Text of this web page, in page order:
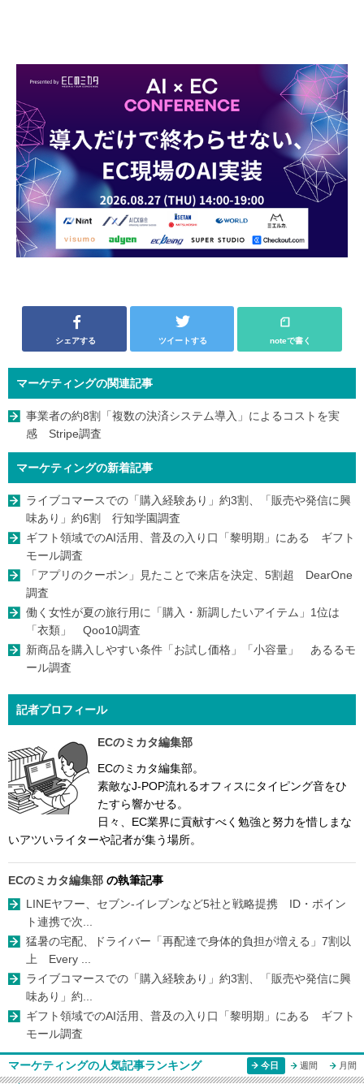
シェアする ツイートする noteで書く
マーケティングの関連記事
事業者の約8割「複数の決済システム導入」によるコストを実
感 Stripe調査
マーケティングの新着記事
ライブコマースでの「購入経験あり」約3割、「販売や発信に興
味あり」約6割 行知学園調査
ギフト領域でのAI活用、普及の入り口「黎明期」にある ギフト
モール調査
「アプリのクーポン」見たことで来店を決定、5割超 DearOne
調査
働く女性が夏の旅行用に「購入・新調したいアイテム」1位は
「衣類」 Qoo10調査
新商品を購入しやすい条件「お試し価格」「小容量」 あるるモ
ール調査
記者プロフィール
ECのミカタ編集部
ECのミカタ編集部。
素敵なJ-POP流れるオフィスにタイピング音をひ
たすら響かせる。
日々、EC業界に貢献すべく勉強と努力を惜しまな
いアツいライターや記者が集う場所。
ECのミカタ編集部 の執筆記事
LINEヤフー、セブン-イレブンなど5社と戦略提携 ID・ポイン
ト連携で次...
猛暑の宅配、ドライバー「再配達で身体的負担が増える」7割以
上 Every ...
ライブコマースでの「購入経験あり」約3割、「販売や発信に興
味あり」約...
ギフト領域でのAI活用、普及の入り口「黎明期」にある ギフト
モール調査
マーケティングの人気記事ランキング 今日 週間 月間